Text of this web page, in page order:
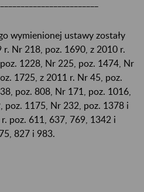
wymienionej ustawy zostały
r. Nr 218, poz. 1690, z 2010 r.
1228, Nr 225, poz. 1474, Nr
1725, z 2011 r. Nr 45, poz.
poz. 808, Nr 171, poz. 1016,
poz. 1175, Nr 232, poz. 1378 i
poz. 611, 637, 769, 1342 i
827 i 983.